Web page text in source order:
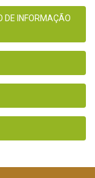
DE INFORMAÇÃO